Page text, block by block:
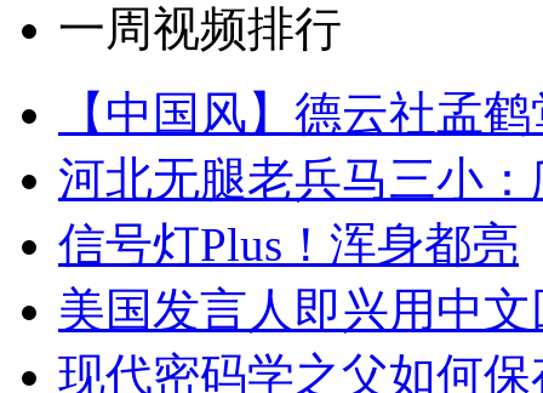
一周视频排行
【中国风】德云社孟
河北无腿老兵马三小
信号灯Plus！浑身都亮
美国发言人即兴用中
现代密码学之父如何